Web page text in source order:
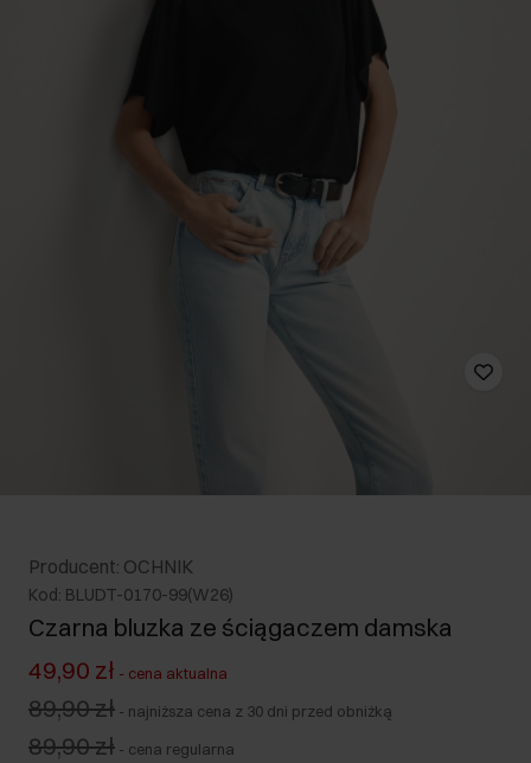
Producent: OCHNIK
Kod: BLUDT-0170-99(W26)
Czarna bluzka ze ściągaczem damska
49,90 zł - cena aktualna
89,90 zł - najniższa cena z 30 dni przed obniżką
89,90 zł - cena regularna